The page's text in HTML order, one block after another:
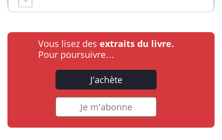
Vous lisez des extraits du livre.
Pour poursuivre…
J'achète
Je m'abonne